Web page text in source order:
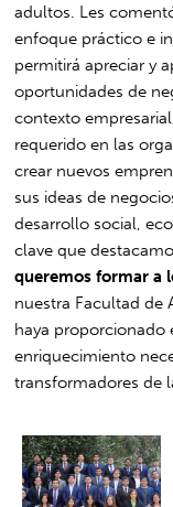
adultos. Les
enfoque práctico e
permitirá apreciar y
oportunidades de
contexto
requerido en las
crear nuevos
sus ideas de
desarrollo social,
clave que
queremos formar a
nuestra Facultad de
haya proporcionado
enriquecimiento
transformadores de